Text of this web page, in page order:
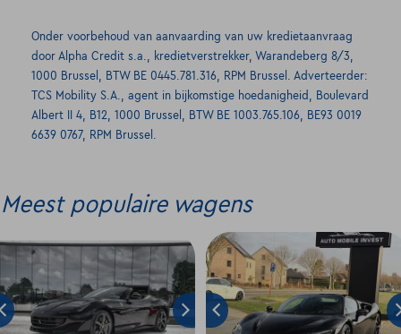
Onder voorbehoud van aanvaarding van uw kredietaanvraag
door Alpha Credit s.a., kredietverstrekker, Warandeberg 8/3,
1000 Brussel, BTW BE 0445.781.316, RPM Brussel. Adverteerder:
TCS Mobility S.A., agent in bijkomstige hoedanigheid, Boulevard
Albert II 4, B12, 1000 Brussel, BTW BE 1003.765.106, BE93 0019
6639 0767, RPM Brussel.
Meest populaire wagens